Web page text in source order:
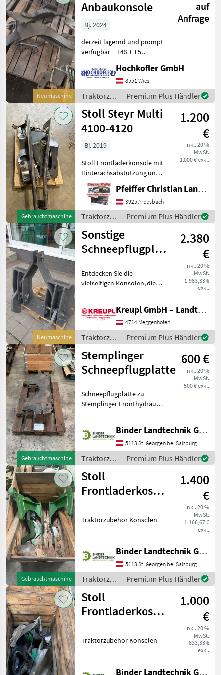
Neumaschine
Anbaukonsole
auf
Anfrage
Bj. 2024
derzeit lagernd und prompt
verfügbar + T4S + T5
Ausführungen (3670950 -
56.32-153, 3668020 - 56.32-
152) Rest auf Bestellung
jederzeit zu top P
Hochkofler GmbH
8551 Wies
Traktorzubehör
/ Stoll
Premium Plus Händler
Gebrauchtmaschine
Stoll Steyr Multi
4100-4120
1.200
€
inkl. 20 %
MwSt.
1.000 € exkl.
Bj. 2019
Stoll Frontladerkonsole mit
Hinterachsabstützung und
Multikuppler Fixteil zu Steyr
Multi 4100, 4110 und 4120,
Breitschwinge!
Traktorzubehör Konsolen
Pfeiffer Christian Landtechnik
3925 Arbesbach
Traktorzubehör
/ Stoll
Premium Plus Händler
Neumaschine
Sonstige
Schneepflugplatte
(Kreupl
Eigenbau)
2.380
€
inkl. 20 %
MwSt.
1.983,33 €
exkl.
Entdecken Sie die
vielseitigen Konsolen, die
Ausführung überzeugen.
Diese Konsolen sind ideal
für den Einsatz mit
verschiedene
Kreupl GmbH – Landtechnik – Schlosserei – Anhänger
4714 Meggenhofen
Traktorzubehör
/ Sonstige
Premium Plus Händler
Gebrauchtmaschine
Stemplinger
Schneepflugplatte
600 €
inkl. 20 %
MwSt.
500 € exkl.
Schneepflugplatte zu
Stemplinger Fronthydraulik
Binder Landtechnik GmbH & CoKG
5113 St. Georgen bei Salzburg
Traktorzubehör
/
Stemplinger
Premium Plus Händler
Gebrauchtmaschine
Stoll
Frontladerkosolen
5M/5R/5020
1.400
€
inkl. 20 %
MwSt.
1.166,67 €
exkl.
Traktorzubehör Konsolen
Binder Landtechnik GmbH & CoKG
5113 St. Georgen bei Salzburg
Traktorzubehör
/ Stoll
Premium Plus Händler
Stoll
Frontladerkosolen
5M/5R
1.000
€
inkl. 20 %
MwSt.
833,33 €
exkl.
Traktorzubehör Konsolen
Binder Landtechnik GmbH & CoKG